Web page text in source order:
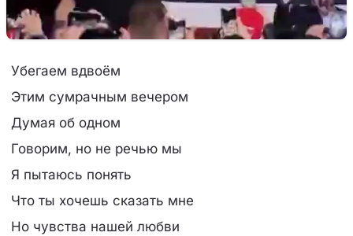
Убегаем вдвоём
Этим сумрачным вечером
Думая об одном
Говорим, но не речью мы
Я пытаюсь понять
Что ты хочешь сказать мне
Но чувства нашей любви